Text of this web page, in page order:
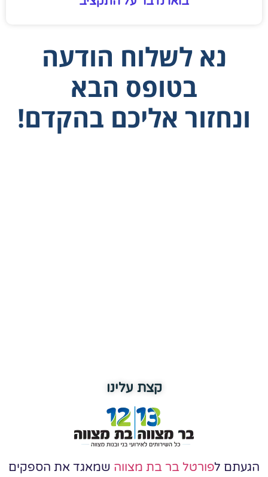
נא לשלוח הודעה
בטופס הבא
ונחזור אליכם בהקדם!
קצת עלינו
הגעתם לפורטל בר בת מצווה שמאגד את הספקים